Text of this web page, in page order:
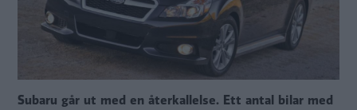
Subaru går ut med en återkallelse. Ett antal bilar med